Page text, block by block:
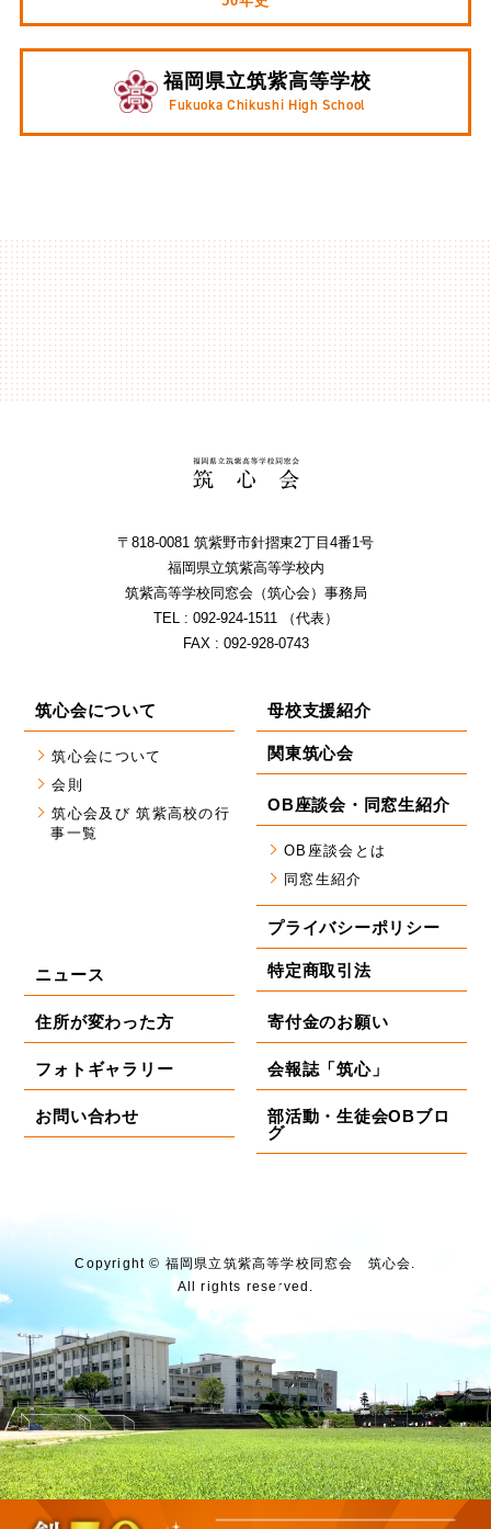
福岡県立筑紫高等学校
Fukuoka Chikushi High School
〒818-0081 筑紫野市針摺東2丁⽬4番1号
福岡県⽴筑紫⾼等学校内
筑紫⾼等学校同窓会（筑⼼会）事務局
TEL : 092-924-1511 （代表）
FAX : 092-928-0743
筑心会について
筑心会について
会則
筑心会及び 筑紫高校の行
事一覧
母校支援紹介
関東筑心会
OB座談会・同窓生紹介
OB座談会とは
同窓生紹介
プライバシーポリシー
特定商取引法
ニュース
住所が変わった方
フォトギャラリー
お問い合わせ
寄付金のお願い
会報誌「筑心」
部活動・生徒会OBブロ
グ
Copyright © 福岡県⽴筑紫⾼等学校同窓会 筑⼼会.
All rights reserved.